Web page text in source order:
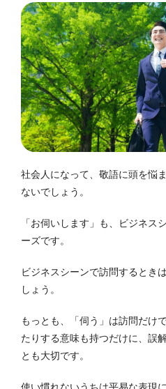
社会人になって、敬語に頭を悩
ないでしょう。
「お伺いします」も、ビジネス
ーズです。
ビジネスシーンで訪問するとき
しょう。
もっとも、「伺う」は訪問だけ
たりする意味も持つだけに、誤
とも大切です。